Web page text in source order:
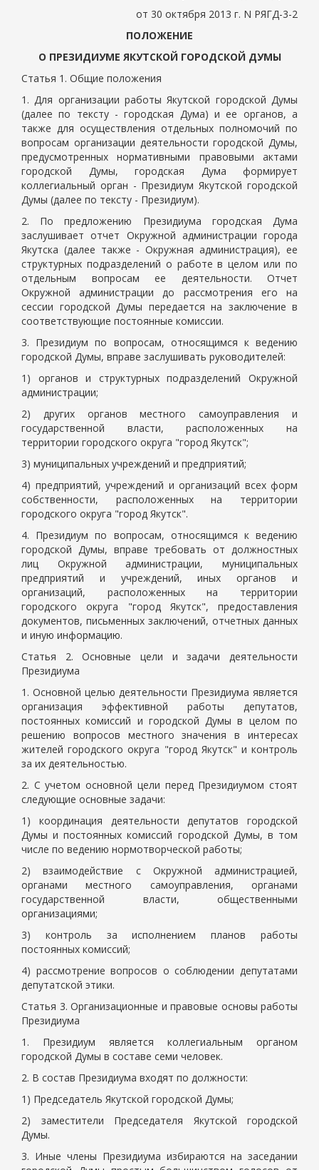
от 30 октября 2013 г. N РЯГД-3-2
ПОЛОЖЕНИЕ
О ПРЕЗИДИУМЕ ЯКУТСКОЙ ГОРОДСКОЙ ДУМЫ
Статья 1. Общие положения
1. Для организации работы Якутской городской Думы
(далее по тексту - городская Дума) и ее органов, а
также для осуществления отдельных полномочий по
вопросам организации деятельности городской Думы,
предусмотренных нормативными правовыми актами
городской Думы, городская Дума формирует
коллегиальный орган - Президиум Якутской городской
Думы (далее по тексту - Президиум).
2. По предложению Президиума городская Дума
заслушивает отчет Окружной администрации города
Якутска (далее также - Окружная администрация), ее
структурных подразделений о работе в целом или по
отдельным вопросам ее деятельности. Отчет
Окружной администрации до рассмотрения его на
сессии городской Думы передается на заключение в
соответствующие постоянные комиссии.
3. Президиум по вопросам, относящимся к ведению
городской Думы, вправе заслушивать руководителей:
1) органов и структурных подразделений Окружной
администрации;
2) других органов местного самоуправления и
государственной власти, расположенных на
территории городского округа "город Якутск";
3) муниципальных учреждений и предприятий;
4) предприятий, учреждений и организаций всех форм
собственности, расположенных на территории
городского округа "город Якутск".
4. Президиум по вопросам, относящимся к ведению
городской Думы, вправе требовать от должностных
лиц Окружной администрации, муниципальных
предприятий и учреждений, иных органов и
организаций, расположенных на территории
городского округа "город Якутск", предоставления
документов, письменных заключений, отчетных данных
и иную информацию.
Статья 2. Основные цели и задачи деятельности
Президиума
1. Основной целью деятельности Президиума является
организация эффективной работы депутатов,
постоянных комиссий и городской Думы в целом по
решению вопросов местного значения в интересах
жителей городского округа "город Якутск" и контроль
за их деятельностью.
2. С учетом основной цели перед Президиумом стоят
следующие основные задачи:
1) координация деятельности депутатов городской
Думы и постоянных комиссий городской Думы, в том
числе по ведению нормотворческой работы;
2) взаимодействие с Окружной администрацией,
органами местного самоуправления, органами
государственной власти, общественными
организациями;
3) контроль за исполнением планов работы
постоянных комиссий;
4) рассмотрение вопросов о соблюдении депутатами
депутатской этики.
Статья 3. Организационные и правовые основы работы
Президиума
1. Президиум является коллегиальным органом
городской Думы в составе семи человек.
2. В состав Президиума входят по должности:
1) Председатель Якутской городской Думы;
2) заместители Председателя Якутской городской
Думы.
3. Иные члены Президиума избираются на заседании